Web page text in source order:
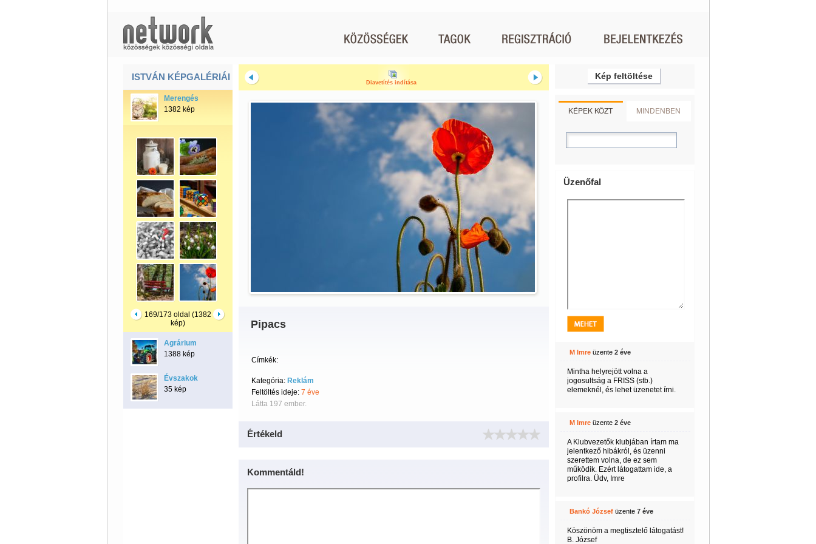
ISTVÁN KÉPGALÉRIÁI
Merengés
1382 kép
169/173 oldal (1382
kép)
Agrárium
1388 kép
Évszakok
35 kép
Diavetítés indítása
Pipacs
Címkék:
Kategória: Reklám
Feltöltés ideje: 7 éve
Látta 197 ember.
Értékeld
Kommentáld!
Kép feltöltése
KÉPEK KÖZT MINDENBEN
Üzenőfal
M Imreüzente 2 éve
Mintha helyrejött volna a
jogosultság a FRISS (stb.)
elemeknél, és lehet üzenetet írni.
M Imreüzente 2 éve
A Klubvezetők klubjában írtam ma
jelentkező hibákról, és üzenni
szerettem volna, de ez sem
működik. Ezért látogattam ide, a
profilra. Üdv, Imre
Bankó Józsefüzente 7 éve
Köszönöm a megtisztelő látogatást!
B. József